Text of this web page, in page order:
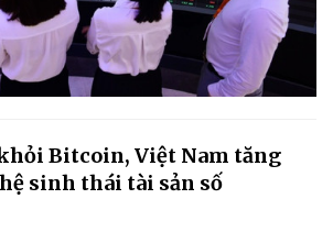
Bitcoin, Việt Nam tăng
sinh thái tài sản số